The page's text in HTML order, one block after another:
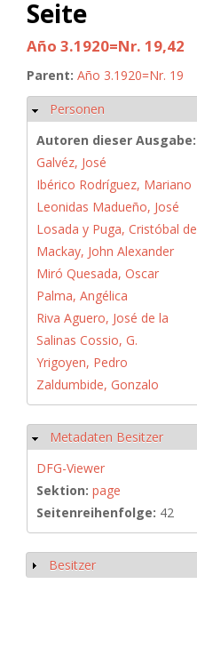
Seite
Año 3.1920=Nr. 19,42
Parent: Año 3.1920=Nr. 19
Hide
Personen
Autoren dieser Ausgabe:
Galvéz, José
Ibérico Rodríguez, Mariano
Leonidas Madueño, José
Losada y Puga, Cristóbal de
Mackay, John Alexander
Miró Quesada, Oscar
Palma, Angélica
Riva Aguero, José de la
Salinas Cossio, G.
Yrigoyen, Pedro
Zaldumbide, Gonzalo
Hide
Metadaten Besitzer
DFG-Viewer
Sektion: page
Seitenreihenfolge: 42
Show
Besitzer